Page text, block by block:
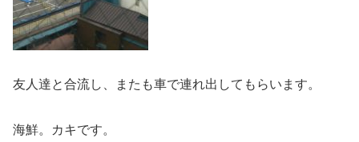
友人達と合流し、またも車で連れ出してもらいます。
海鮮。カキです。